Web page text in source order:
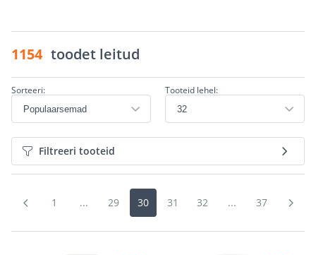
1154 toodet leitud
Sorteeri: Tooteid lehel:
Filtreeri tooteid
1 ... 29 30 31 32 ... 37